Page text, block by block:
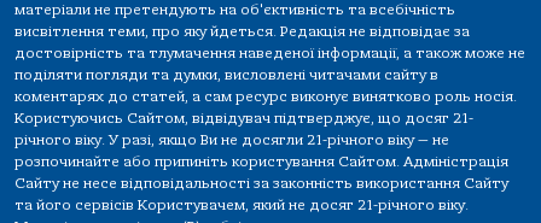
матеріали не претендують на об'єктивність та всебічність
висвітлення теми, про яку йдеться. Редакція не відповідає за
достовірність та тлумачення наведеної інформації, а також може не
поділяти погляди та думки, висловлені читачами сайту в
коментарях до статей, а сам ресурс виконує винятково роль носія.
Користуючись Сайтом, відвідувач підтверджує, що досяг 21-
річного віку. У разі, якщо Ви не досягли 21-річного віку — не
розпочинайте або припиніть користування Сайтом. Адміністрація
Сайту не несе відповідальності за законність використання Сайту
та його сервісів Користувачем, який не досяг 21-річного віку.